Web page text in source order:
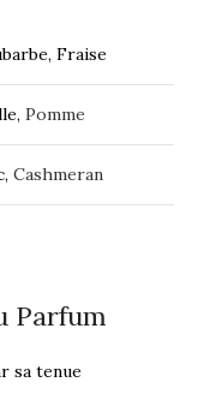
Fraise
Pomme
Cashmeran
Parfum
sa tenue